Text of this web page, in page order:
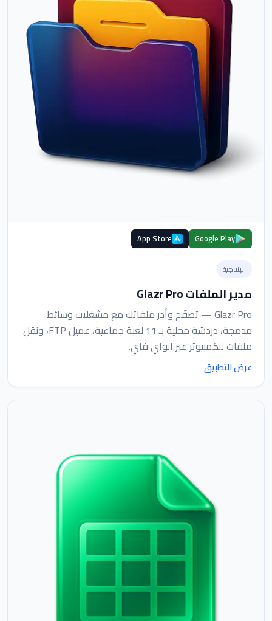
Google Play
App Store
الإنتاجية
مدير الملفات Glazr Pro
Glazr Pro — تصفّح وأدِر ملفاتك مع مشغلات وسائط
مدمجة، دردشة محلية بـ 11 لعبة جماعية، عميل FTP، ونقل
ملفات للكمبيوتر عبر الواي فاي.
عرض التطبيق